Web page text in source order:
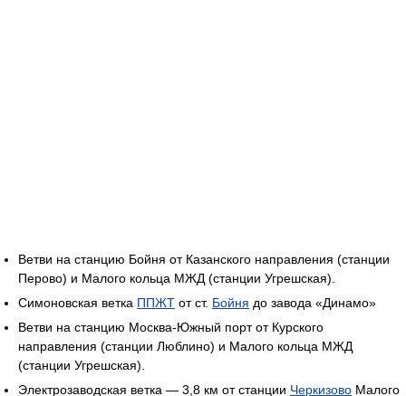
Ветви на станцию Бойня от Казанского направления (станции
Перово) и Малого кольца МЖД (станции Угрешская).
Симоновская ветка ППЖТ от ст. Бойня до завода «Динамо»
Ветви на станцию Москва-Южный порт от Курского
направления (станции Люблино) и Малого кольца МЖД
(станции Угрешская).
Электрозаводская ветка — 3,8 км от станции Черкизово Малого